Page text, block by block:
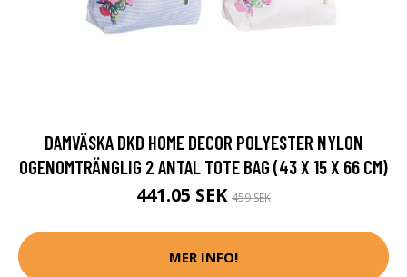
DAMVÄSKA DKD HOME DECOR POLYESTER NYLON
OGENOMTRÄNGLIG 2 ANTAL TOTE BAG (43 X 15 X 66 CM)
441.05 SEK 459 SEK
MER INFO!